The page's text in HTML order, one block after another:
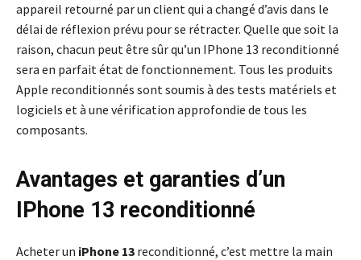
appareil retourné par un client qui a changé d’avis dans le
délai de réflexion prévu pour se rétracter. Quelle que soit la
raison, chacun peut être sûr qu’un IPhone 13 reconditionné
sera en parfait état de fonctionnement. Tous les produits
Apple reconditionnés sont soumis à des tests matériels et
logiciels et à une vérification approfondie de tous les
composants.
Avantages et garanties d’un
IPhone 13 reconditionné
Acheter un iPhone 13 reconditionné, c’est mettre la main